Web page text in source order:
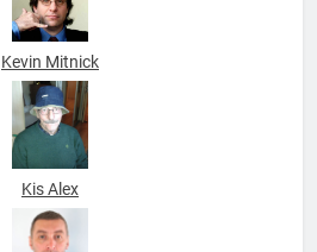
Kevin Mitnick
Kis Alex